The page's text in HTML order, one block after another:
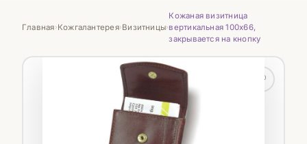
Главная›Кожгалантерея›Визитницы›
Кожаная визитница
вертикальная 100х66,
закрывается на кнопку
♡